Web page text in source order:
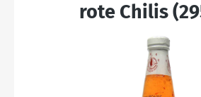
rote Chilis